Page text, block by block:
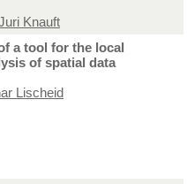
Knauft
a tool for the local
of spatial data
Lischeid